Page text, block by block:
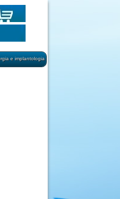
e implantologia